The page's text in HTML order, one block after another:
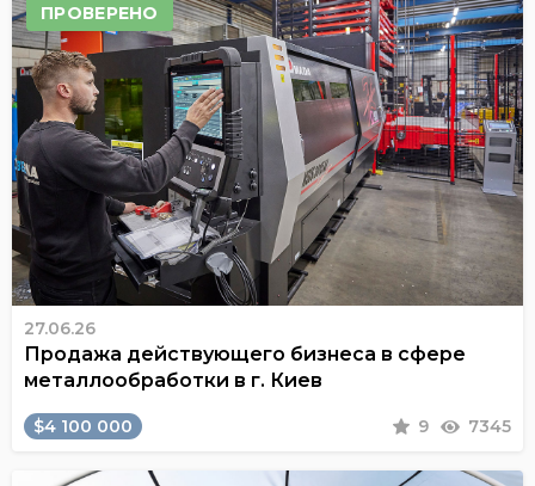
ПРОВЕРЕНО
27.06.26
Продажа действующего бизнеса в сфере
металлообработки в г. Киев
$4 100 000 9 7345